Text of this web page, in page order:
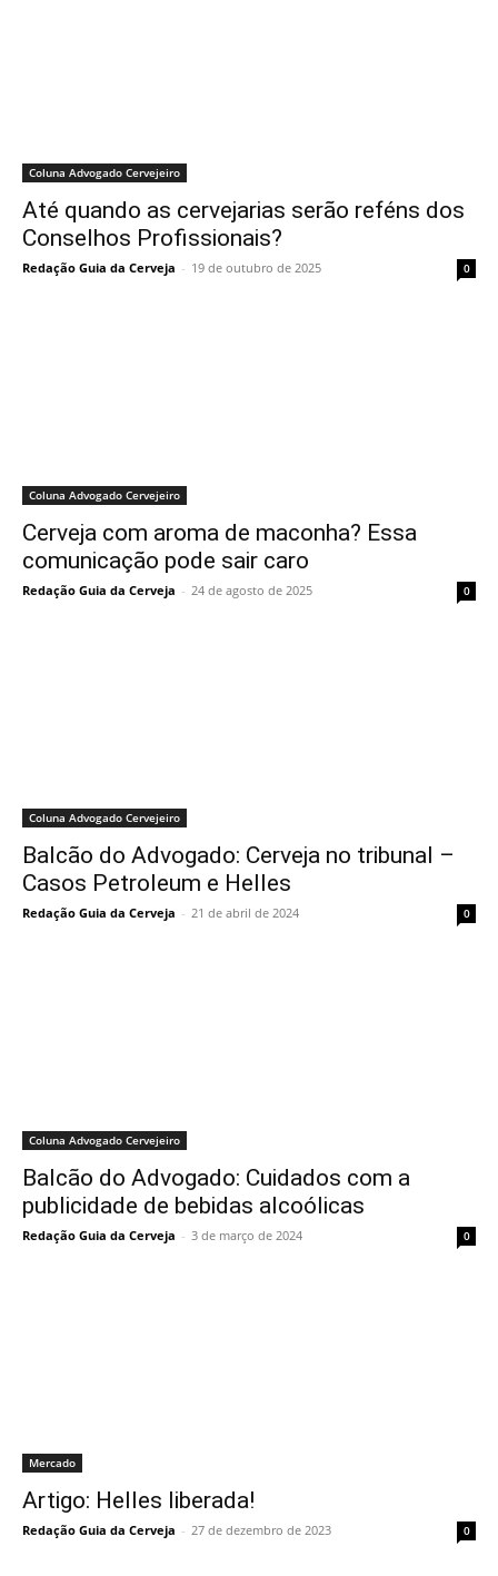
Coluna Advogado Cervejeiro
Até quando as cervejarias serão reféns dos
Conselhos Profissionais?
Redação Guia da Cerveja - 19 de outubro de 2025 0
Coluna Advogado Cervejeiro
Cerveja com aroma de maconha? Essa
comunicação pode sair caro
Redação Guia da Cerveja - 24 de agosto de 2025 0
Coluna Advogado Cervejeiro
Balcão do Advogado: Cerveja no tribunal –
Casos Petroleum e Helles
Redação Guia da Cerveja - 21 de abril de 2024 0
Coluna Advogado Cervejeiro
Balcão do Advogado: Cuidados com a
publicidade de bebidas alcoólicas
Redação Guia da Cerveja - 3 de março de 2024 0
Mercado
Artigo: Helles liberada!
Redação Guia da Cerveja - 27 de dezembro de 2023 0